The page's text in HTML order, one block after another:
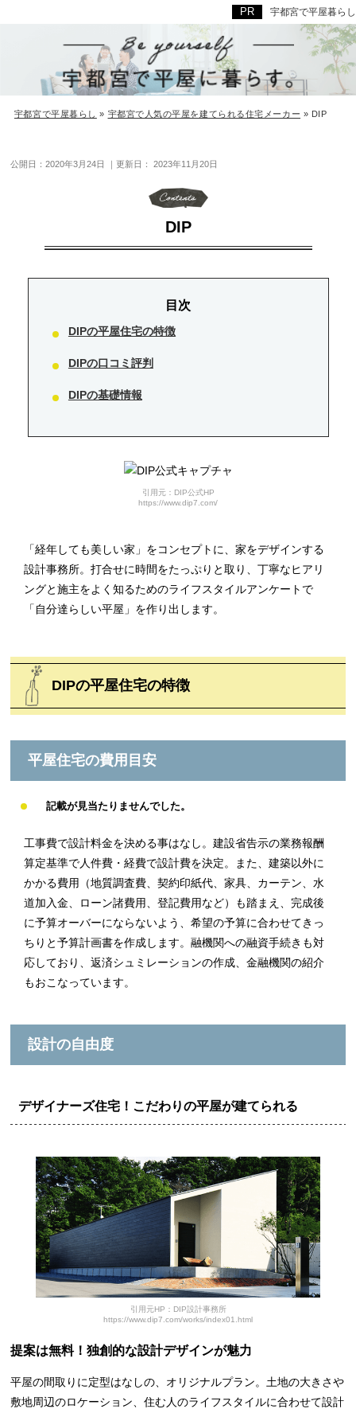
宇都宮で平屋暮らし
宇都宮で平屋暮らし » 宇都宮で人気の平屋を建てられる住宅メーカー » DIP
公開日：2020年3月24日 ｜更新日：2023年11月20日
DIP
DIPの平屋住宅の特徴
DIPの口コミ評判
DIPの基礎情報
引用元：DIP公式HP
https://www.dip7.com/
「経年しても美しい家」をコンセプトに、家をデザインする
設計事務所。打合せに時間をたっぷりと取り、丁寧なヒアリ
ングと施主をよく知るためのライフスタイルアンケートで
「自分達らしい平屋」を作り出します。
DIPの平屋住宅の特徴
平屋住宅の費用目安
記載が見当たりませんでした。
工事費で設計料金を決める事はなし。建設省告示の業務報酬
算定基準で人件費・経費で設計費を決定。また、建築以外に
かかる費用（地質調査費、契約印紙代、家具、カーテン、水
道加入金、ローン諸費用、登記費用など）も踏まえ、完成後
に予算オーバーにならないよう、希望の予算に合わせてきっ
ちりと予算計画書を作成します。融機関への融資手続きも対
応しており、返済シュミレーションの作成、金融機関の紹介
もおこなっています。
設計の自由度
デザイナーズ住宅！こだわりの平屋が建てられる
引用元HP：DIP設計事務所
https://www.dip7.com/works/index01.html
提案は無料！独創的な設計デザインが魅力
平屋の間取りに定型はなしの、オリジナルプラン。土地の大きさや
敷地周辺のロケーション、住む人のライフスタイルに合わせて設計